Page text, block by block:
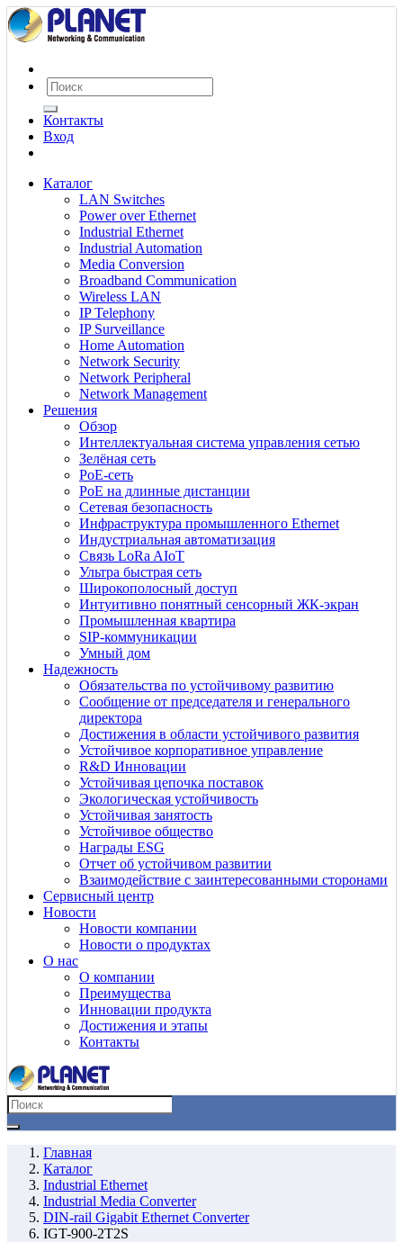
Контакты
Вход
Каталог
LAN Switches
Power over Ethernet
Industrial Ethernet
Industrial Automation
Media Conversion
Broadband Communication
Wireless LAN
IP Telephony
IP Surveillance
Home Automation
Network Security
Network Peripheral
Network Management
Решения
Обзор
Интеллектуальная система управления сетью
Зелёная сеть
PoE-сеть
PoE на длинные дистанции
Сетевая безопасность
Инфраструктура промышленного Ethernet
Индустриальная автоматизация
Связь LoRa AIoT
Ультра быстрая сеть
Широкополосный доступ
Интуитивно понятный сенсорный ЖК-экран
Промышленная квартира
SIP-коммуникации
Умный дом
Надежность
Обязательства по устойчивому развитию
Сообщение от председателя и генерального
директора
Достижения в области устойчивого развития
Устойчивое корпоративное управление
R&D Инновации
Устойчивая цепочка поставок
Экологическая устойчивость
Устойчивая занятость
Устойчивое общество
Награды ESG
Отчет об устойчивом развитии
Взаимодействие с заинтересованными сторонами
Сервисный центр
Новости
Новости компании
Новости о продуктах
О нас
О компании
Преимущества
Инновации продукта
Достижения и этапы
Контакты
Главная
Каталог
Industrial Ethernet
Industrial Media Converter
DIN-rail Gigabit Ethernet Converter
IGT-900-2T2S